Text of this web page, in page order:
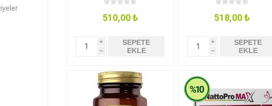
Sürdürülebilir Yaşam Aksesuar
Cipsler Makarnalar
510,00 ₺
i
h
SEPETE
EKLE
518,00 ₺
i
h
SEPETE
EKLE